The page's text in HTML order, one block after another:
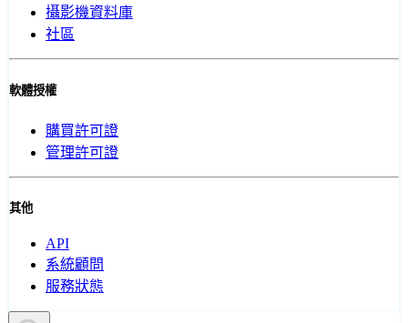
攝影機資料庫
社區
軟體授權
購買許可證
管理許可證
其他
API
系統顧問
服務狀態